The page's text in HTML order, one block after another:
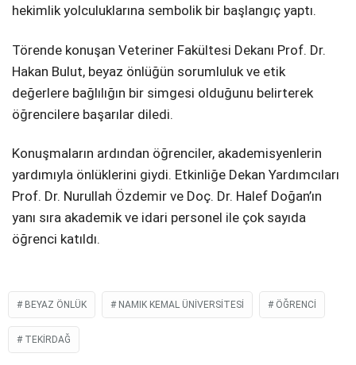
hekimlik yolculuklarına sembolik bir başlangıç yaptı.
Törende konuşan Veteriner Fakültesi Dekanı Prof. Dr.
Hakan Bulut, beyaz önlüğün sorumluluk ve etik
değerlere bağlılığın bir simgesi olduğunu belirterek
öğrencilere başarılar diledi.
Konuşmaların ardından öğrenciler, akademisyenlerin
yardımıyla önlüklerini giydi. Etkinliğe Dekan Yardımcıları
Prof. Dr. Nurullah Özdemir ve Doç. Dr. Halef Doğan’ın
yanı sıra akademik ve idari personel ile çok sayıda
öğrenci katıldı.
BEYAZ ÖNLÜK NAMIK KEMAL ÜNIVERSITESI ÖĞRENCI
TEKIRDAĞ